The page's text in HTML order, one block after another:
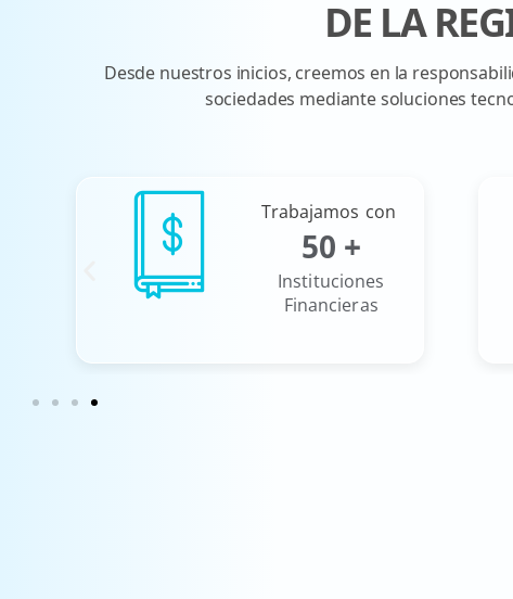
DE LA
Desde nuestros inicios, creemos en la
sociedades mediante soluciones
Trabajamos con
50 +
Instituciones
Financieras